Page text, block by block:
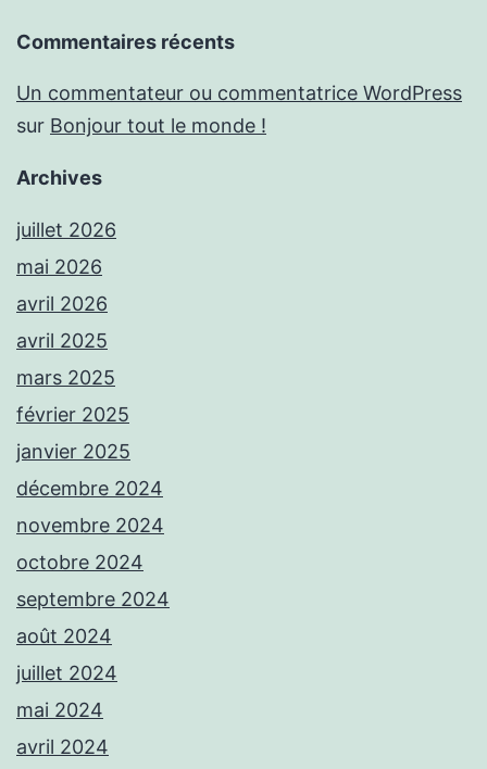
Commentaires récents
Un commentateur ou commentatrice WordPress
sur Bonjour tout le monde !
Archives
juillet 2026
mai 2026
avril 2026
avril 2025
mars 2025
février 2025
janvier 2025
décembre 2024
novembre 2024
octobre 2024
septembre 2024
août 2024
juillet 2024
mai 2024
avril 2024